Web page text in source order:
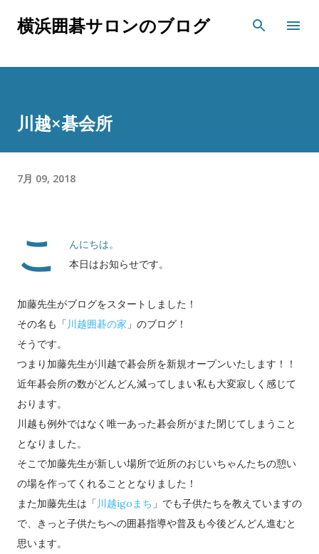
スキップしてメイン コンテンツに移動
横浜囲碁サロンのブログ
川越×碁会所
7月 09, 2018
こ
んにちは。
本日はお知らせです。
加藤先生がブログをスタートしました！
その名も「川越囲碁の家 」のブログ！
そうです。
つまり加藤先生が川越で碁会所を新規オープンいたします！！
近年碁会所の数がどんどん減ってしまい私も大変寂しく感じて
おります。
川越も例外ではなく唯一あった碁会所がまた閉じてしまうこと
となりました。
そこで加藤先生が新しい場所で近所のおじいちゃんたちの憩い
の場を作ってくれることとなりました！
また加藤先生は「川越igoまち 」でも子供たちを教えていますの
で、きっと子供たちへの囲碁指導や普及も今後どんどん進むと
思います。